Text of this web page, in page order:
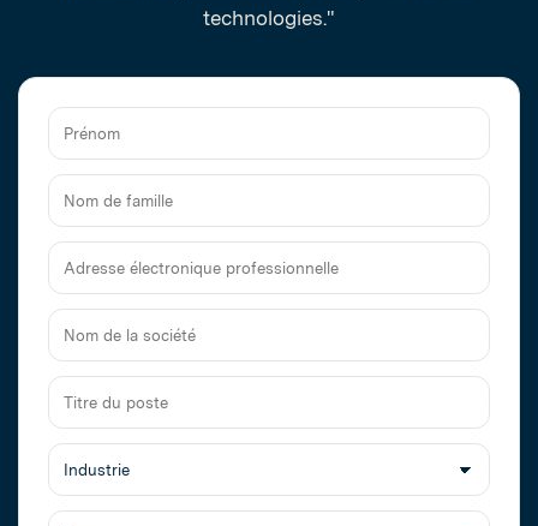
Prénom
Nom
de
famille
Adresse
électronique
professionnelle
Nom
de
la
société
Titre
du
poste
technologies."